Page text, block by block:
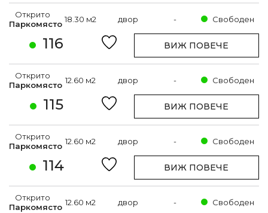
116
Открито
Паркомясто 18.30 м2 двор - Свободен
ВИЖ ПОВЕЧЕ
115
Открито
Паркомясто 12.60 м2 двор - Свободен
ВИЖ ПОВЕЧЕ
114
Открито
Паркомясто 12.60 м2 двор - Свободен
ВИЖ ПОВЕЧЕ
Открито
Паркомясто 12.60 м2 двор - Свободен